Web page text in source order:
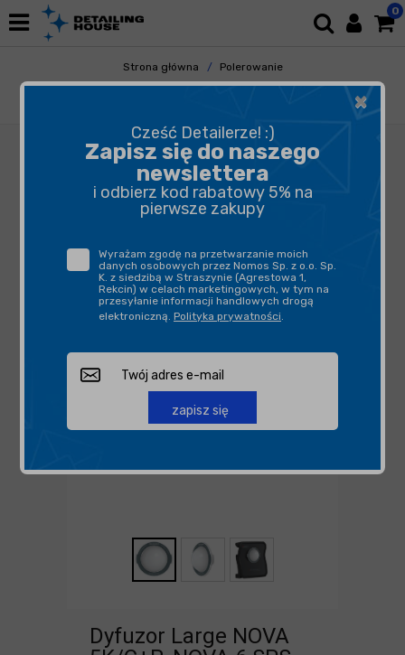
0
Strona główna
Polerowanie
Akcesoria Polerskie
Lampy Inspekcyjne
Dyfuzor Large NOVA
×
Cześć Detailerze! :)
Zapisz się do naszego
newslettera
i odbierz kod rabatowy 5% na
pierwsze zakupy
Wyrażam zgodę na przetwarzanie moich
danych osobowych przez Nomos Sp. z o.o. Sp.
K. z siedzibą w Straszynie (Agrestowa 1,
Rekcin) w celach marketingowych, w tym na
przesyłanie informacji handlowych drogą
elektroniczną. Polityka prywatności.
zapisz się